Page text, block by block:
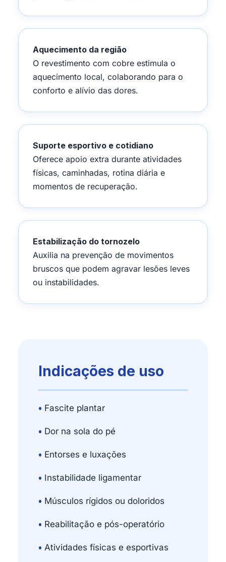
Aquecimento da região
O revestimento com cobre estimula o
aquecimento local, colaborando para o
conforto e alívio das dores.
Suporte esportivo e cotidiano
Oferece apoio extra durante atividades
físicas, caminhadas, rotina diária e
momentos de recuperação.
Estabilização do tornozelo
Auxilia na prevenção de movimentos
bruscos que podem agravar lesões leves
ou instabilidades.
Indicações de uso
• Fascite plantar
• Dor na sola do pé
• Entorses e luxações
• Instabilidade ligamentar
• Músculos rígidos ou doloridos
• Reabilitação e pós-operatório
• Atividades físicas e esportivas